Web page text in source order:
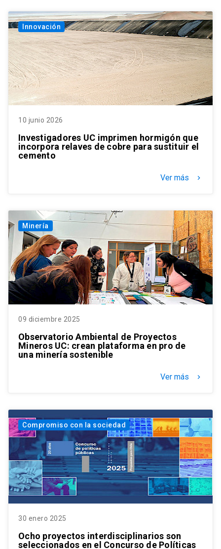
Innovación
10 junio 2026
Investigadores UC imprimen hormigón que
incorpora relaves de cobre para sustituir el
cemento
Ver más keyboard_arrow_right
Minería
09 diciembre 2025
Observatorio Ambiental de Proyectos
Mineros UC: crean plataforma en pro de
una minería sostenible
Ver más keyboard_arrow_right
Compromiso con la sociedad
30 enero 2025
Ocho proyectos interdisciplinarios son
seleccionados en el Concurso de Políticas